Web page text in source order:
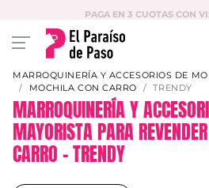
PAGA EN 3 CUOTAS CON
MARROQUINERÍA Y ACCESORIOS DE
MOCHILA CON CARRO
TRENDY
MARROQUINERÍA Y
MAYORISTA PARA
CARRO – TRENDY